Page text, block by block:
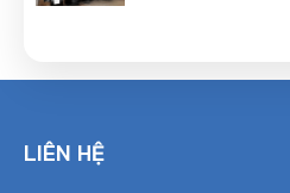
LIÊN HỆ